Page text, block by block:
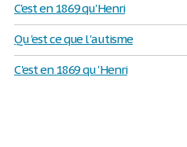
C'est en 1869 qu'Henri
Qu 'est ce que l 'autisme
C 'est en 1869 qu 'Henri